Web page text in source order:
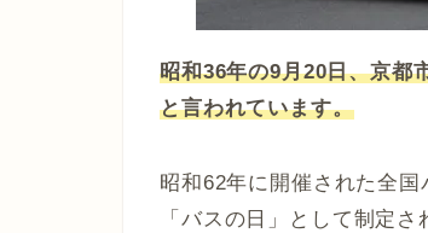
昭和36年の9月20日、京都
と言われています。
昭和62年に開催された全
「バスの日」として制定さ